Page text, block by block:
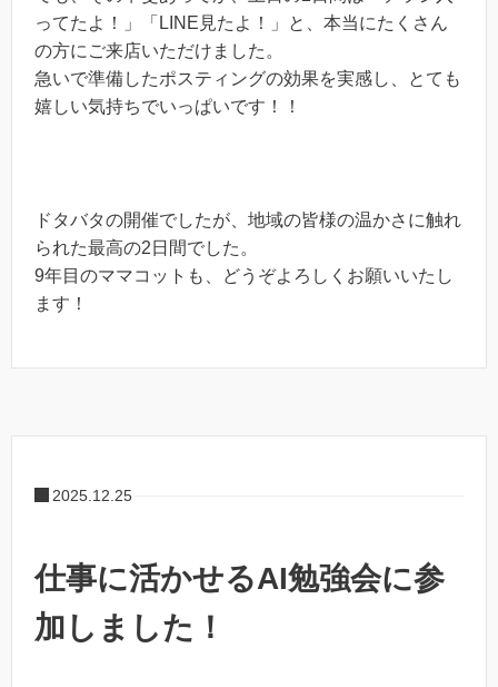
ってたよ！」「LINE見たよ！」と、本当にたくさん
の方にご来店いただけました。
急いで準備したポスティングの効果を実感し、とても
嬉しい気持ちでいっぱいです！！
ドタバタの開催でしたが、地域の皆様の温かさに触れ
られた最高の2日間でした。
9年目のママコットも、どうぞよろしくお願いいたし
ます！
2025.12.25
仕事に活かせるAI勉強会に参
加しました！